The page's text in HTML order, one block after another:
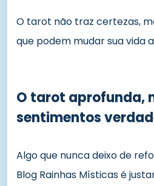
O tarot não traz certezas,
que podem mudar sua vida
O tarot aprofunda,
sentimentos
Algo que nunca deixo de
Blog Rainhas Místicas é